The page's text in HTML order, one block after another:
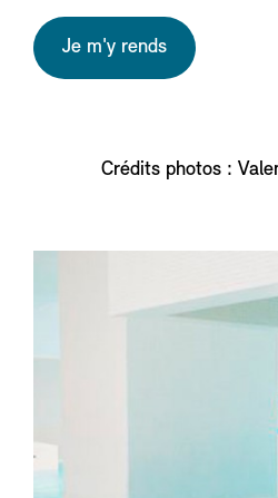
Je m'y rends
Crédits photos :